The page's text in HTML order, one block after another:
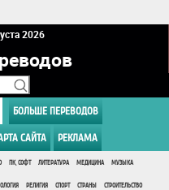
2026
БОЛЬШЕ ПЕРЕВОДОВ
САЙТА РЕКЛАМА
ПК, СОФТ ЛИТЕРАТУРА МЕДИЦИНА МУЗЫКА
РЕЛИГИЯ СПОРТ СТРАНЫ СТРОИТЕЛЬСТВО